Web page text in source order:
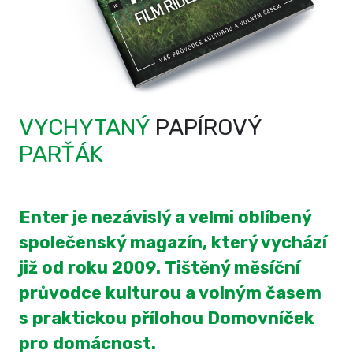
VYCHYTANÝ PAPÍROVÝ
PARŤÁK
Enter je nezávislý a velmi oblíbený
společenský magazín, který vychází
již od roku 2009. Tištěný měsíční
průvodce kulturou a volným časem
s praktickou přílohou Domovníček
pro domácnost.